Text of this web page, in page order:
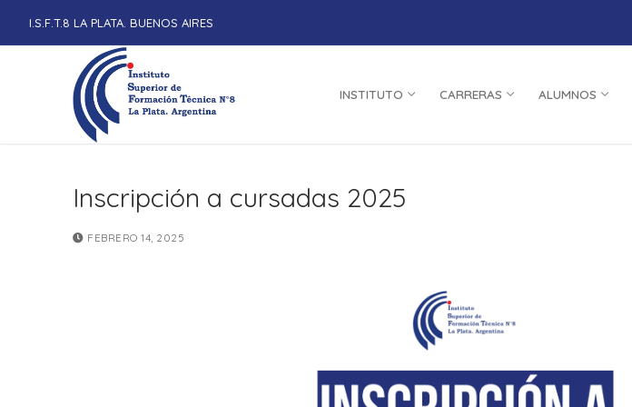
I.S.F.T.8 LA PLATA. BUENOS AIRES
INSTITUTO CARRERAS ALUMNOS
Inscripción a cursadas 2025
FEBRERO 14, 2025